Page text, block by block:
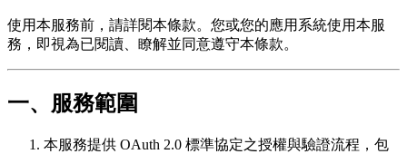
使用本服務前，請詳閱本條款。您或您的應用系統使用本服
務，即視為已閱讀、瞭解並同意遵守本條款。
一、服務範圍
本服務提供 OAuth 2.0 標準協定之授權與驗證流程，包